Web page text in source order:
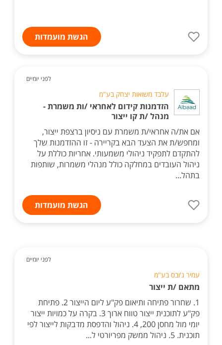
הגשת מועמדות
לפני יומיים
עלבד משואות יצחק בע"מ
הזדמנות קידום לאחראי /ות משמרת -
מנהל /ת קו ייצור
אם את/ה אחראי/ת משמרת עם ניסיון ברצפת ייצור,
ומחפש/ת את הצעד הבא בקריירה - זו ההזדמנות שלך
להתקדם לתפקיד ניהולי משמעותי. אחריות כוללת על
ניהול העובדים במחלקה כולל מנהלי משמרות, שותפות
בתהל...
הגשת מועמדות
לפני יומיים
עמיר ג'ובס בע"מ
מתאם /ת ייצור
1. שחרור פתיחה ותיאום פק"ע ליום הייצור 2. פתיחת
פק"ע לתוכנית ייצור טווח ארוך 3. בקרה על כמויות ייצור
יומי מול מחסן 200, 4. ניהול והדפסת מדבקות לייצור לפי
תוכנית. 5. ניהול ממשק מפריורטי ל...